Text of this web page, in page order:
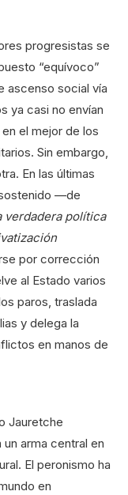
progresistas se
“equívoco”
ascenso social vía
ya casi no envían
el mejor de los
Sin embargo,
En las últimas
—de
verdadera política
por corrección
al Estado varios
paros, traslada
y delega la
en manos de
Jauretche
arma central en
El peronismo ha
en